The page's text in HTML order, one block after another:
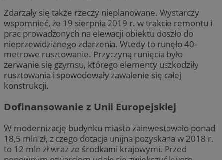
Zdarzały się także rzeczy nieplanowane. Wystarczy
wspomnieć, że 19 sierpnia 2019 r. w trakcie remontu i
prac prowadzonych na elewacji obiektu doszło do
nieprzewidzianego zdarzenia. Wtedy to runęło 40-
metrowe rusztowanie. Przyczyną runięcia było
zerwanie się gzymsu, którego elementy uszkodziły
rusztowania i spowodowały zawalenie się całej
konstrukcji.
Dofinansowanie z Unii Europejskiej
W modernizację budynku miasto zainwestowało ponad
18,5 mln zł, z czego dotacja unijna pozyskana w 2018 r.
to 12 mln zł wraz ze środkami krajowymi. Przed